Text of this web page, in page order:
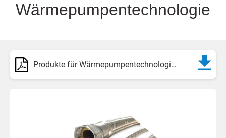
Wärmepumpentechnologie
Produkte für Wärmepumpentechnologie - Sortiment